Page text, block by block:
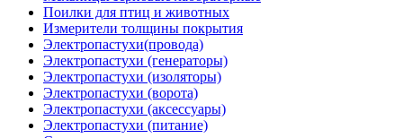
Поилки для птиц и животных
Измерители толщины покрытия
Электропастухи(провода)
Электропастухи (генераторы)
Электропастухи (изоляторы)
Электропастухи (ворота)
Электропастухи (аксессуары)
Электропастухи (питание)